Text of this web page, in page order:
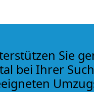
Sie
bei Ihrer